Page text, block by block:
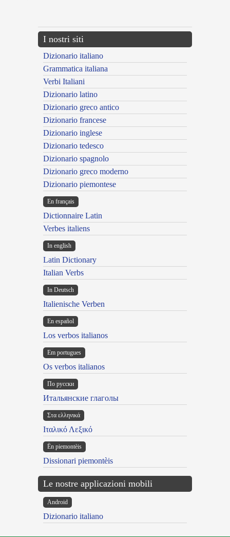
I nostri siti
Dizionario italiano
Grammatica italiana
Verbi Italiani
Dizionario latino
Dizionario greco antico
Dizionario francese
Dizionario inglese
Dizionario tedesco
Dizionario spagnolo
Dizionario greco moderno
Dizionario piemontese
En français
Dictionnaire Latin
Verbes italiens
In english
Latin Dictionary
Italian Verbs
In Deutsch
Italienische Verben
En español
Los verbos italianos
Em portugues
Os verbos italianos
По русски
Итальянские глаголы
Στα ελληνικά
Ιταλικό Λεξικό
Ën piemontèis
Dissionari piemontèis
Le nostre applicazioni mobili
Android
Dizionario italiano